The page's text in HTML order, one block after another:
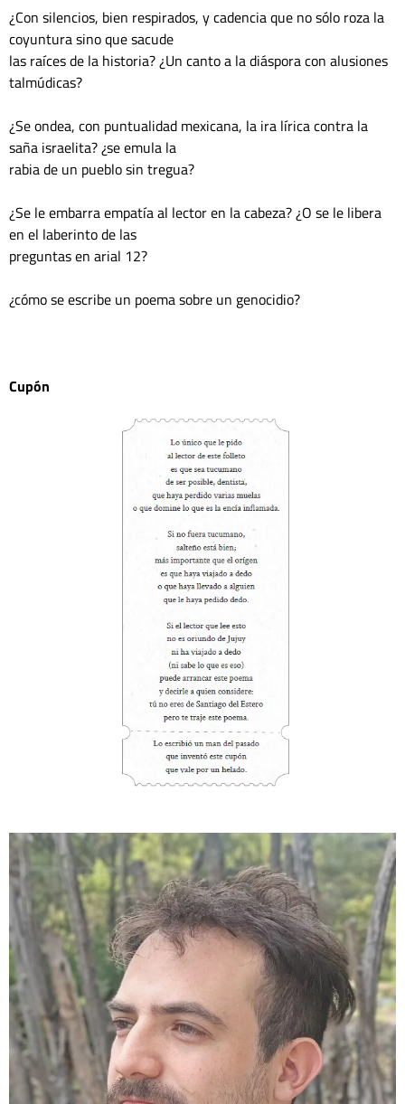
¿Con silencios, bien respirados, y cadencia que no sólo roza la
coyuntura sino que sacude
las raíces de la historia? ¿Un canto a la diáspora con alusiones
talmúdicas?
¿Se ondea, con puntualidad mexicana, la ira lírica contra la
saña israelita? ¿se emula la
rabia de un pueblo sin tregua?
¿Se le embarra empatía al lector en la cabeza? ¿O se le libera
en el laberinto de las
preguntas en arial 12?
¿cómo se escribe un poema sobre un genocidio?
Cupón